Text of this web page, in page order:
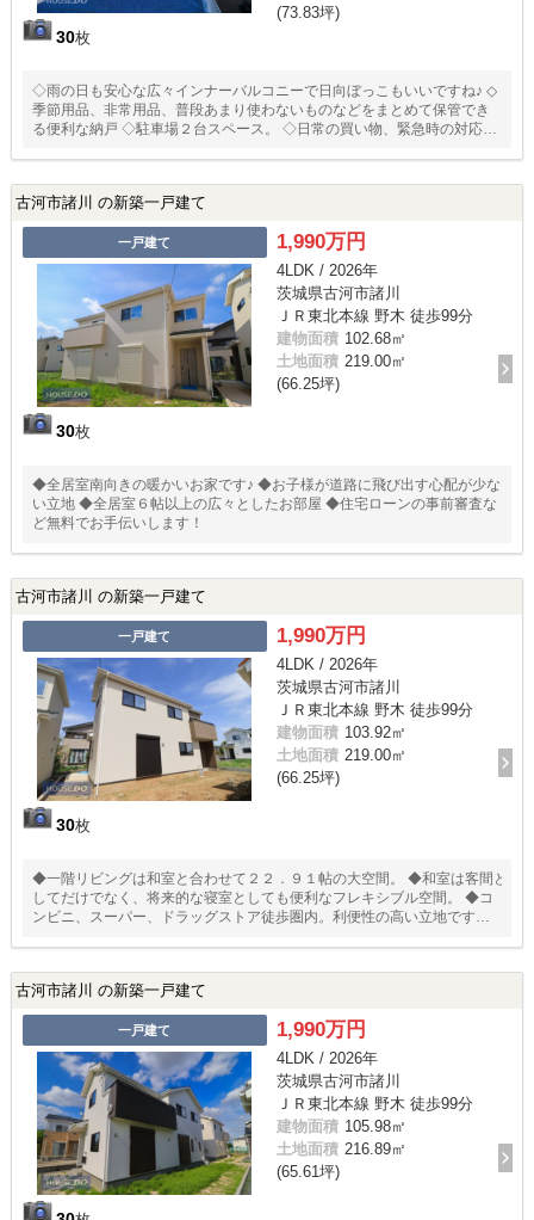
30枚
(73.83坪)
◇雨の日も安心な広々インナーバルコニーで日向ぼっこもいいですね♪ ◇
季節用品、非常用品、普段あまり使わないものなどをまとめて保管でき
る便利な納戸 ◇駐車場２台スペース。 ◇日常の買い物、緊急時の対応、
古河市諸川 の新築一戸建て
一戸建て
30枚
1,990万円
4LDK / 2026年
茨城県古河市諸川
ＪＲ東北本線 野木 徒歩99分
建物面積 102.68㎡
土地面積 219.00㎡
(66.25坪)
◆全居室南向きの暖かいお家です♪ ◆お子様が道路に飛び出す心配が少な
い立地 ◆全居室６帖以上の広々としたお部屋 ◆住宅ローンの事前審査な
ど無料でお手伝いします！
古河市諸川 の新築一戸建て
一戸建て
30枚
1,990万円
4LDK / 2026年
茨城県古河市諸川
ＪＲ東北本線 野木 徒歩99分
建物面積 103.92㎡
土地面積 219.00㎡
(66.25坪)
◆一階リビングは和室と合わせて２２．９１帖の大空間。 ◆和室は客間と
してだけでなく、将来的な寝室としても便利なフレキシブル空間。 ◆コ
ンビニ、スーパー、ドラッグストア徒歩圏内。利便性の高い立地です。
古河市諸川 の新築一戸建て
一戸建て 1,990万円
4LDK / 2026年
茨城県古河市諸川
ＪＲ東北本線 野木 徒歩99分
建物面積 105.98㎡
土地面積 216.89㎡
(65.61坪)